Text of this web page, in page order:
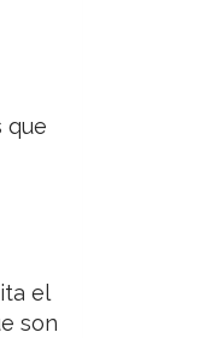
que
el
son